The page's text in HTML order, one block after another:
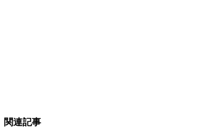
関連記事